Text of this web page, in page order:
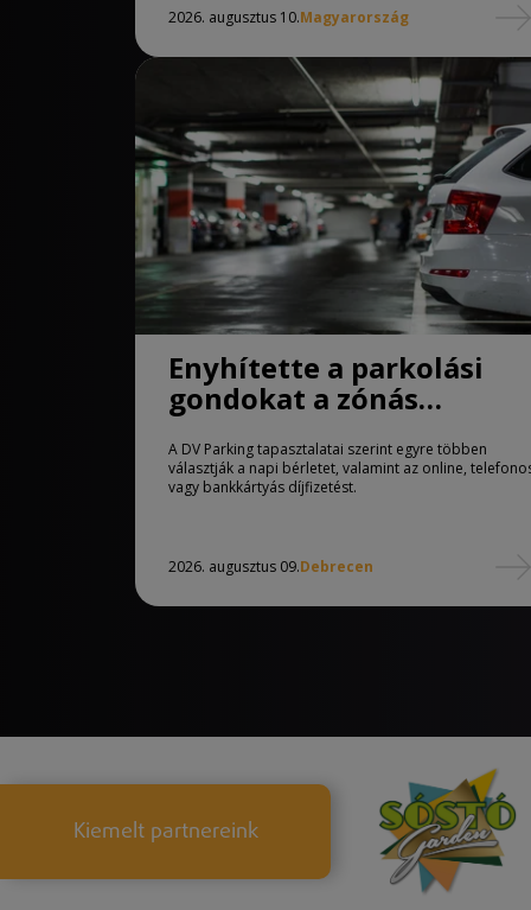
2026. augusztus 10.Magyarország
Enyhítette a parkolási
gondokat a zónás
rendszer Debrecenben
A DV Parking tapasztalatai szerint egyre többen
választják a napi bérletet, valamint az online,
vagy bankkártyás díjfizetést.
2026. augusztus 09.Debrecen
Kiemelt partnereink